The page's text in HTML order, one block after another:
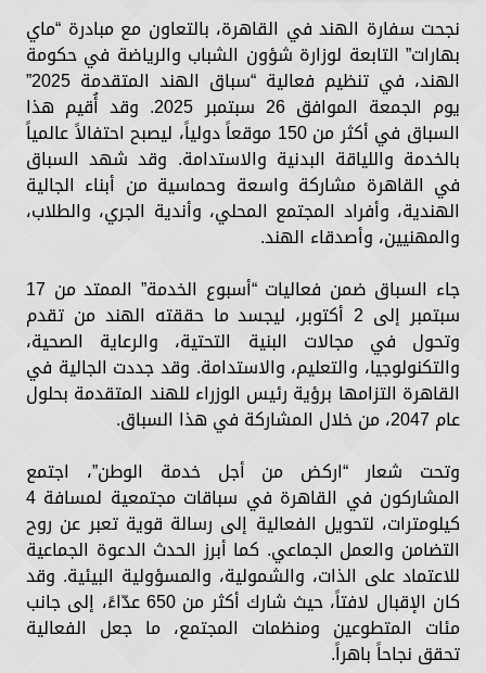
نجحت سفارة الهند في القاهرة، بالتعاون مع مبادرة “ماي
بهارات” التابعة لوزارة شؤون الشباب والرياضة في حكومة
الهند، في تنظيم فعالية “سباق الهند المتقدمة 2025”
يوم الجمعة الموافق 26 سبتمبر 2025. وقد أُقيم هذا
السباق في أكثر من 150 موقعاً دولياً، ليصبح احتفالاً عالمياً
بالخدمة واللياقة البدنية والاستدامة. وقد شهد السباق
في القاهرة مشاركة واسعة وحماسية من أبناء الجالية
الهندية، وأفراد المجتمع المحلي، وأندية الجري، والطلاب،
والمهنيين، وأصدقاء الهند.
جاء السباق ضمن فعاليات “أسبوع الخدمة” الممتد من 17
سبتمبر إلى 2 أكتوبر، ليجسد ما حققته الهند من تقدم
وتحول في مجالات البنية التحتية، والرعاية الصحية،
والتكنولوجيا، والتعليم، والاستدامة. وقد جددت الجالية في
القاهرة التزامها برؤية رئيس الوزراء للهند المتقدمة بحلول
عام 2047، من خلال المشاركة في هذا السباق.
وتحت شعار “اركض من أجل خدمة الوطن”، اجتمع
المشاركون في القاهرة في سباقات مجتمعية لمسافة 4
كيلومترات، لتحويل الفعالية إلى رسالة قوية تعبر عن روح
التضامن والعمل الجماعي. كما أبرز الحدث الدعوة الجماعية
للاعتماد على الذات، والشمولية، والمسؤولية البيئية. وقد
كان الإقبال لافتاً، حيث شارك أكثر من 650 عدّاءً، إلى جانب
مئات المتطوعين ومنظمات المجتمع، ما جعل الفعالية
تحقق نجاحاً باهراً.